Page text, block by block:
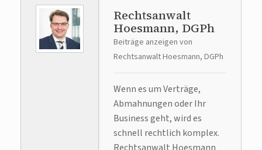
Rechtsanwalt
Hoesmann, DGPh
Beiträge anzeigen von
Rechtsanwalt Hoesmann, DGPh
Wenn es um Verträge,
Abmahnungen oder Ihr
Business geht, wird es
schnell rechtlich komplex.